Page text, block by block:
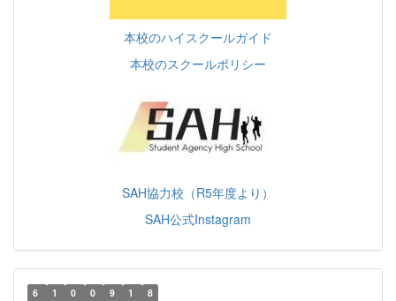
本校のハイスクールガイド
本校のスクールポリシー
SAH協力校（R5年度より）
SAH公式Instagram
6 1 0 0 9 1 8